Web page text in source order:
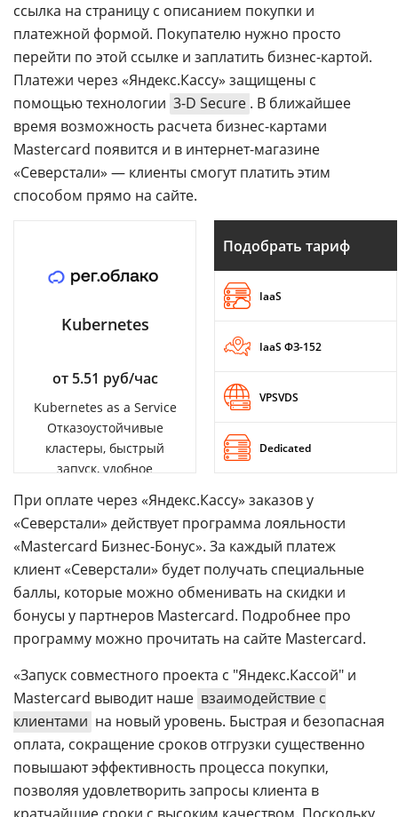
ссылка на страницу с описанием покупки и
платежной формой. Покупателю нужно просто
перейти по этой ссылке и заплатить бизнес-картой.
Платежи через «Яндекс.Кассу» защищены с
помощью технологии 3-D Secure . В ближайшее
время возможность расчета бизнес-картами
Mastercard появится и в интернет-магазине
«Северстали» — клиенты смогут платить этим
способом прямо на сайте.
Kubernetes
от 5.51 руб/час
Kubernetes as a Service
Отказоустойчивые
кластеры, быстрый
запуск, удобное
Подобрать тариф
IaaS
IaaS ФЗ-152
VPSVDS
Dedicated
При оплате через «Яндекс.Кассу» заказов у
«Северстали» действует программа лояльности
«Mastercard Бизнес-Бонус». За каждый платеж
клиент «Северстали» будет получать специальные
баллы, которые можно обменивать на скидки и
бонусы у партнеров Mastercard. Подробнее про
программу можно прочитать на сайте Mastercard.
«Запуск совместного проекта с "Яндекс.Кассой" и
Mastercard выводит наше взаимодействие с
клиентами на новый уровень. Быстрая и безопасная
оплата, сокращение сроков отгрузки существенно
повышают эффективность процесса покупки,
позволяя удовлетворить запросы клиента в